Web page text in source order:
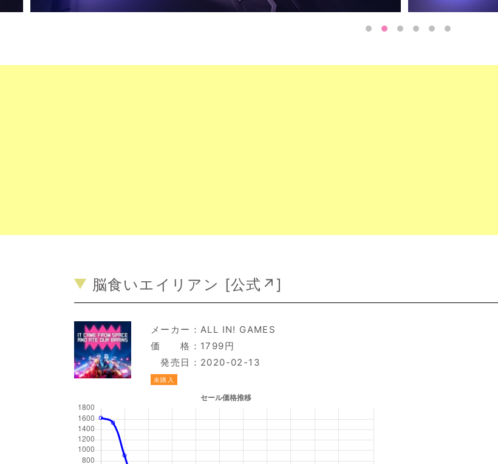
脳食いエイリアン [公式↗]
メーカー： ALL IN! GAMES
価 格：1799円
発売日：2020-02-13
未購入